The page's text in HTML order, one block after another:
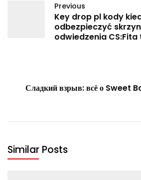
Previous
Key drop pl kody
odbezpieczyć
odwiedzenia CS:Fita
Сладкий взрыв: всё о Sweet
Similar Posts